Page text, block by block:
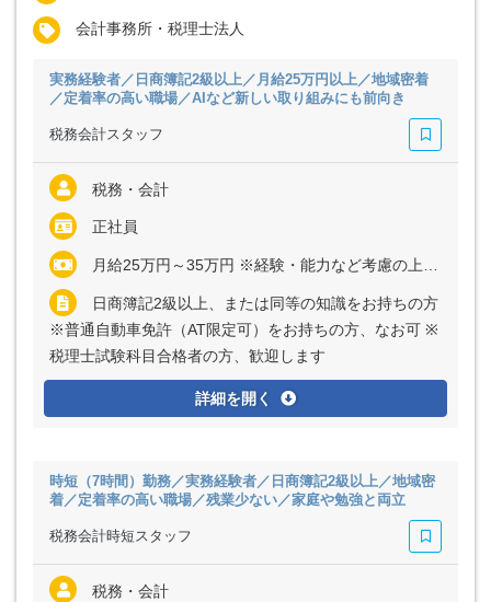
会計事務所・税理士法人
実務経験者／日商簿記2級以上／月給25万円以上／地域密着
／定着率の高い職場／AIなど新しい取り組みにも前向き
税務会計スタッフ
税務・会計
正社員
月給25万円～35万円 ※経験・能力など考慮の上、決定いたします ※残業代は全額支給
日商簿記2級以上、または同等の知識をお持ちの方
※普通自動車免許（AT限定可）をお持ちの方、なお可 ※
税理士試験科目合格者の方、歓迎します
詳細を開く
時短（7時間）勤務／実務経験者／日商簿記2級以上／地域密
着／定着率の高い職場／残業少ない／家庭や勉強と両立
税務会計時短スタッフ
税務・会計